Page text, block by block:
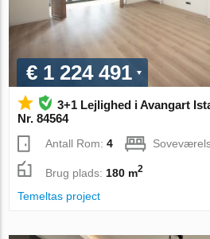
€ 1 224 491
3+1 Lejlighed i Avangart
Nr. 84564
Antall Rom:4
Brug plads: 180 m2
Temeltas project